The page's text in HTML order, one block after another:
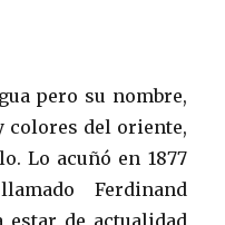
pero su nombre,
colores del oriente,
Lo acuñó en 1877
Ferdinand
estar de actualidad